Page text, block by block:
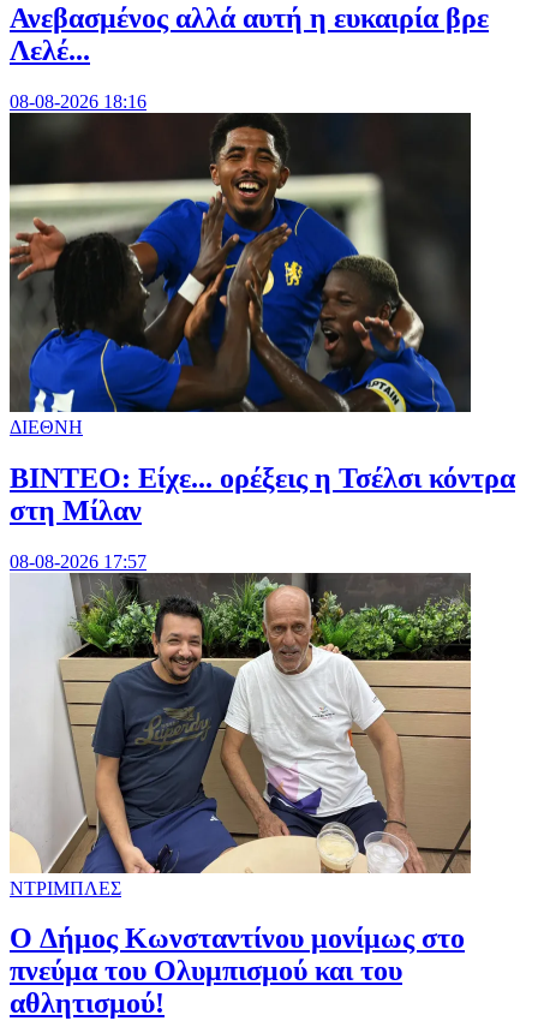
Ανεβασμένος αλλά αυτή η ευκαιρία βρε
Λελέ...
08-08-2026 18:16
ΔΙΕΘΝΗ
BINTEO: Είχε... ορέξεις η Τσέλσι κόντρα
στη Μίλαν
08-08-2026 17:57
ΝΤΡΙΜΠΛΕΣ
O Δήμος Κωνσταντίνου μονίμως στο
πνεύμα του Ολυμπισμού και του
αθλητισμού!